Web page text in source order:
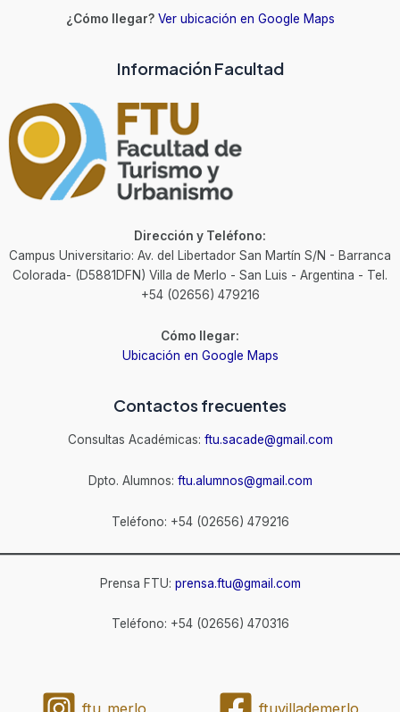
¿Cómo llegar? Ver ubicación en Google Maps
Información Facultad
Dirección y Teléfono:
Campus Universitario: Av. del Libertador San Martín S/N - Barranca
Colorada- (D5881DFN) Villa de Merlo - San Luis - Argentina - Tel.
+54 (02656) 479216
Cómo llegar:
Ubicación en Google Maps
Contactos frecuentes
Consultas Académicas: ftu.sacade@gmail.com
Dpto. Alumnos: ftu.alumnos@gmail.com
Teléfono: +54 (02656) 479216
Prensa FTU: prensa.ftu@gmail.com
Teléfono: +54 (02656) 470316